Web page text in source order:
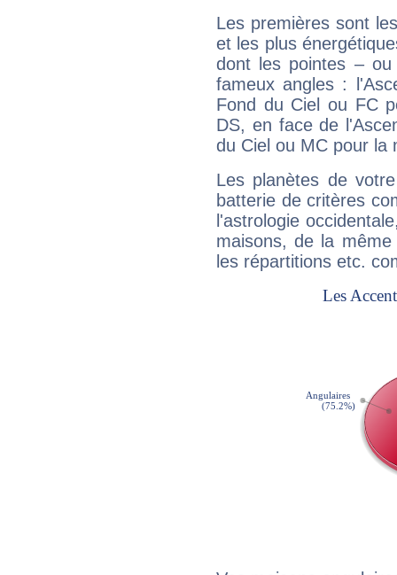
Les premières sont
et les plus
dont les pointes –
fameux angles :
Fond du Ciel ou FC
DS, en face de
du Ciel ou MC pour la
Les planètes de
batterie de critères
l'astrologie
maisons, de la
les répartitions etc.